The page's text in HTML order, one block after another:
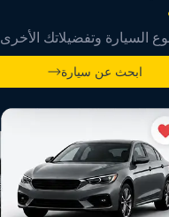
السيارة وتفضيلاتك الأخرى
ابحث عن سيارة